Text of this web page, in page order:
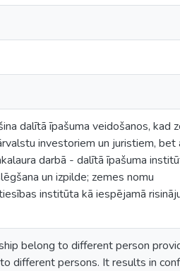
dalītā īpašuma veidošanos, kad
investoriem un juristiem, bet
darbā - dalītā īpašuma
un izpilde; zemes nomu
institūta kā iespējamā
belong to different person
different persons. It results in